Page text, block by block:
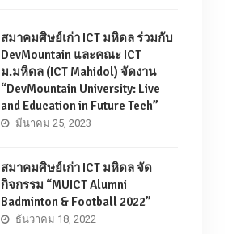
สมาคมศิษย์เก่า ICT มหิดล ร่วมกับ
DevMountain และคณะ ICT
ม.มหิดล (ICT Mahidol) จัดงาน
“DevMountain University: Live
and Education in Future Tech”
มีนาคม 25, 2023
สมาคมศิษย์เก่า ICT มหิดล จัด
กิจกรรม “MUICT Alumni
Badminton & Football 2022”
ธันวาคม 18, 2022